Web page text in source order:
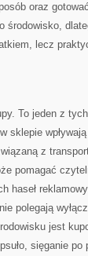
oraz
środowisko,
lecz
To jeden z
sklepie
z
pomagać
haseł
polegają
jest
sięganie po